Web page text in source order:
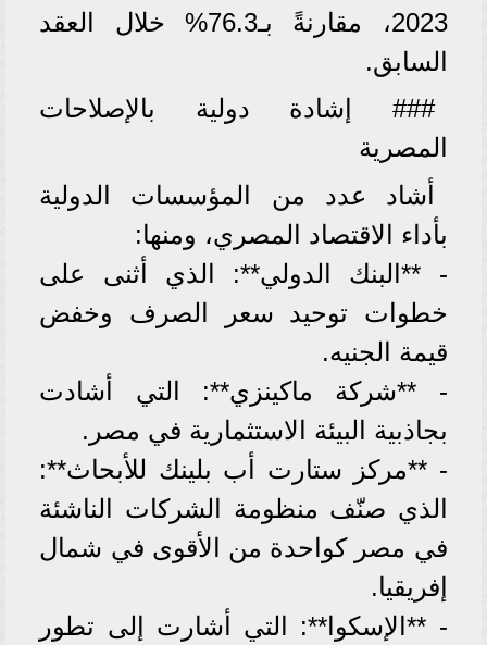
2023، مقارنةً بـ76.3% خلال العقد
السابق.
### إشادة دولية بالإصلاحات
المصرية
أشاد عدد من المؤسسات الدولية
بأداء الاقتصاد المصري، ومنها:
- **البنك الدولي**: الذي أثنى على
خطوات توحيد سعر الصرف وخفض
قيمة الجنيه.
- **شركة ماكينزي**: التي أشادت
بجاذبية البيئة الاستثمارية في مصر.
- **مركز ستارت أب بلينك للأبحاث**:
الذي صنّف منظومة الشركات الناشئة
في مصر كواحدة من الأقوى في شمال
إفريقيا.
- **الإسكوا**: التي أشارت إلى تطور